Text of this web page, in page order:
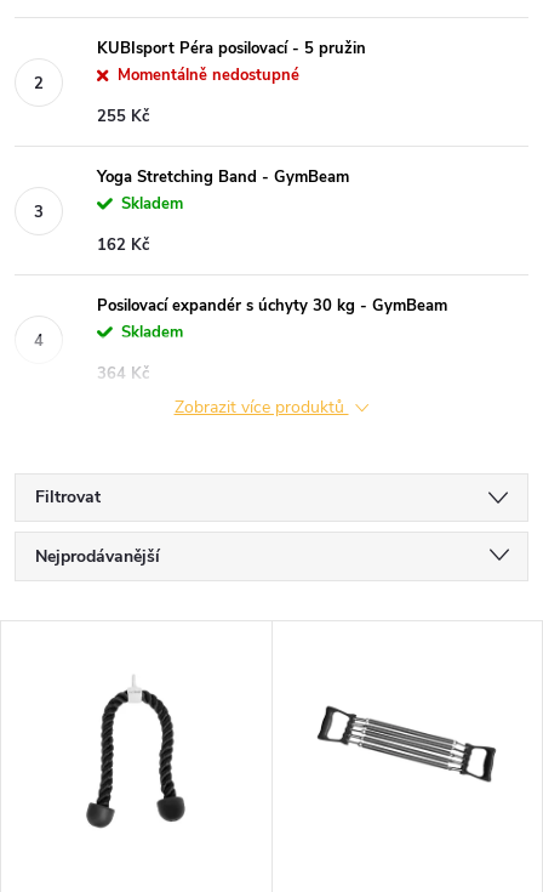
KUBIsport Péra posilovací - 5 pružin
Momentálně nedostupné
255 Kč
Yoga Stretching Band - GymBeam
Skladem
162 Kč
Posilovací expandér s úchyty 30 kg - GymBeam
Skladem
364 Kč
Zobrazit více produktů
Filtrovat
Ř
a
Nejprodávanější
Abecedně